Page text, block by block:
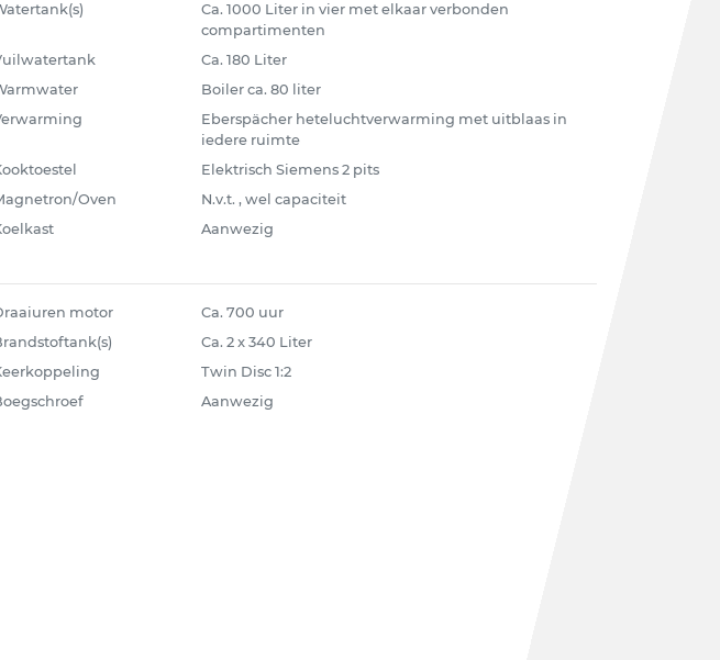
Ca. 1000 Liter in vier met elkaar verbonden
compartimenten
Ca. 180 Liter
Boiler ca. 80 liter
Eberspächer heteluchtverwarming met uitblaas in
iedere ruimte
Elektrisch Siemens 2 pits
Oven
N.v.t. , wel capaciteit
Aanwezig
motor
Ca. 700 uur
Ca. 2 x 340 Liter
Twin Disc 1:2
Aanwezig